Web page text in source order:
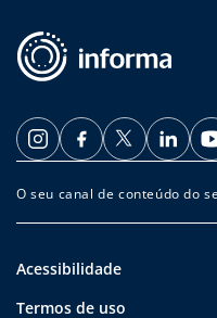
O seu canal de conteúdo do
Acessibilidade
Termos de uso